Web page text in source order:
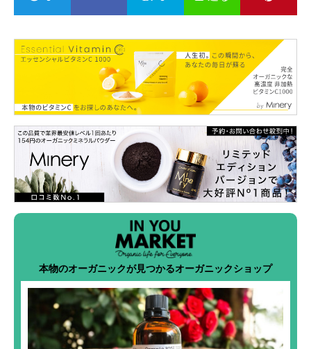
本物のオーガニックが見つかるオーガニックショップ